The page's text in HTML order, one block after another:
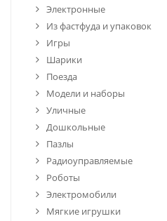
Электронные
Из фастфуда и упаковок
Игры
Шарики
Поезда
Модели и наборы
Уличные
Дошкольные
Пазлы
Радиоуправляемые
Роботы
Электромобили
Мягкие игрушки